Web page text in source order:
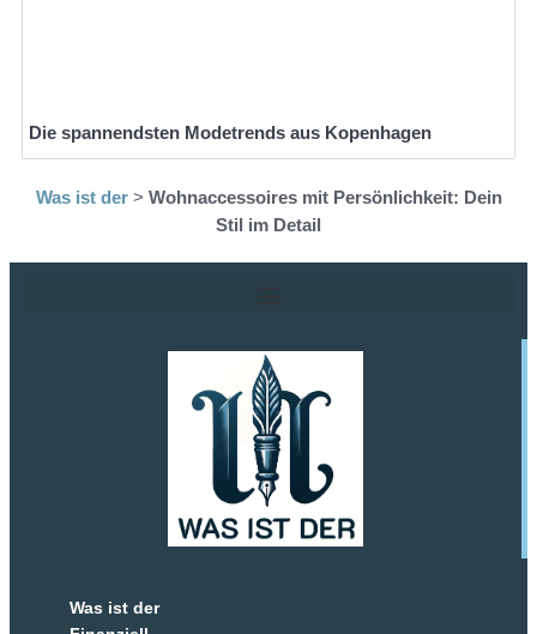
Die spannendsten Modetrends aus Kopenhagen
Was ist der> Wohnaccessoires mit Persönlichkeit: Dein
Stil im Detail
Was ist der